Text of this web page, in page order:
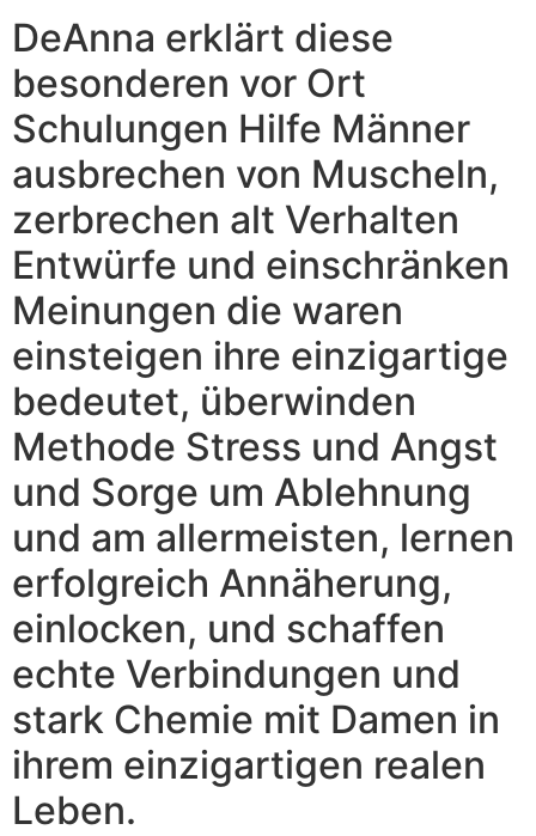
DeAnna erklärt diese
besonderen vor Ort
Schulungen Hilfe Männer
ausbrechen von Muscheln,
zerbrechen alt Verhalten
Entwürfe und einschränken
Meinungen die waren
einsteigen ihre einzigartige
bedeutet, überwinden
Methode Stress und Angst
und Sorge um Ablehnung
und am allermeisten, lernen
erfolgreich Annäherung,
einlocken, und schaffen
echte Verbindungen und
stark Chemie mit Damen in
ihrem einzigartigen realen
Leben.